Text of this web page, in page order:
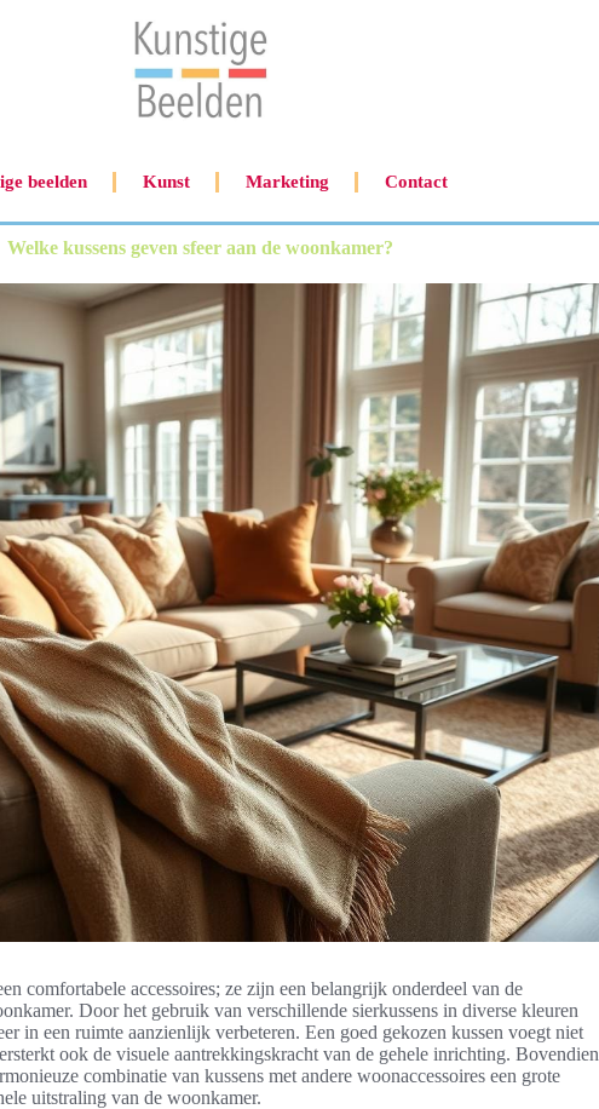
beelden Kunst Marketing Contact
Welke kussens geven sfeer aan de woonkamer?
comfortabele accessoires; ze zijn een belangrijk onderdeel van de
Door het gebruik van verschillende sierkussens in diverse kleuren
in een ruimte aanzienlijk verbeteren. Een goed gekozen kussen voegt niet
ook de visuele aantrekkingskracht van de gehele inrichting. Bovendien
combinatie van kussens met andere woonaccessoires een grote
uitstraling van de woonkamer.